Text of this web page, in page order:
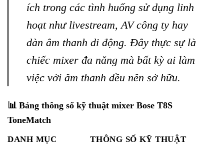
ích trong các tình huống sử dụng linh
hoạt như livestream, AV công ty hay
dàn âm thanh di động. Đây thực sự là
chiếc mixer đa năng mà bất kỳ ai làm
việc với âm thanh đều nên sở hữu.
📊 Bảng thông số kỹ thuật mixer Bose T8S
ToneMatch
DANH MỤC
THÔNG SỐ KỸ THUẬT